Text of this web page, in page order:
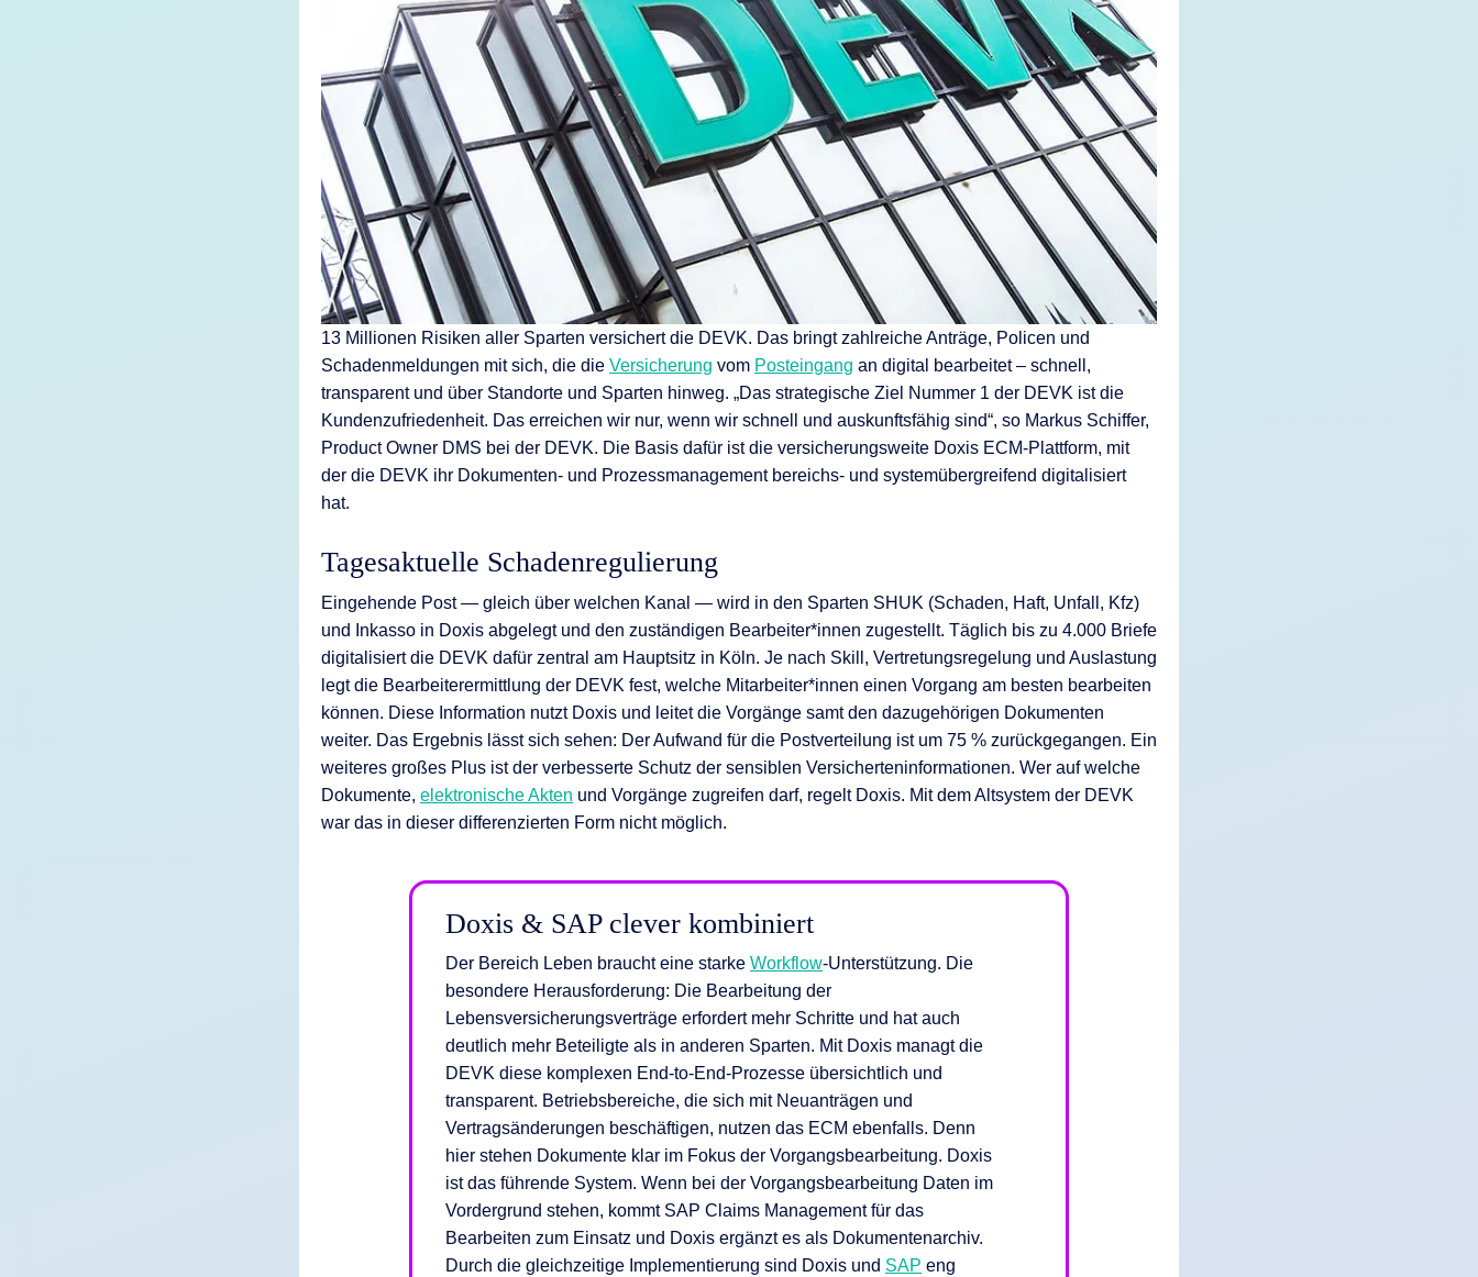
KI-Funktionen
Integrationen
Deployment & Services
13 Millionen Risiken aller Sparten versichert die DEVK. Das bringt zahlreiche Anträge, Policen und
Schadenmeldungen mit sich, die die Versicherung vom Posteingang an digital bearbeitet – schnell,
transparent und über Standorte und Sparten hinweg. „Das strategische Ziel Nummer 1 der DEVK ist die
Kundenzufriedenheit. Das erreichen wir nur, wenn wir schnell und auskunftsfähig sind“, so Markus Schiffer,
Product Owner DMS bei der DEVK. Die Basis dafür ist die versicherungsweite Doxis ECM-Plattform, mit
der die DEVK ihr Dokumenten- und Prozessmanagement bereichs- und systemübergreifend digitalisiert
hat.
Tagesaktuelle Schadenregulierung
Eingehende Post — gleich über welchen Kanal — wird in den Sparten SHUK (Schaden, Haft, Unfall, Kfz)
und Inkasso in Doxis abgelegt und den zuständigen Bearbeiter*innen zugestellt. Täglich bis zu 4.000 Briefe
digitalisiert die DEVK dafür zentral am Hauptsitz in Köln. Je nach Skill, Vertretungsregelung und Auslastung
legt die Bearbeiterermittlung der DEVK fest, welche Mitarbeiter*innen einen Vorgang am besten bearbeiten
können. Diese Information nutzt Doxis und leitet die Vorgänge samt den dazugehörigen Dokumenten
weiter. Das Ergebnis lässt sich sehen: Der Aufwand für die Postverteilung ist um 75 % zurückgegangen. Ein
weiteres großes Plus ist der verbesserte Schutz der sensiblen Versicherteninformationen. Wer auf welche
Dokumente, elektronische Akten und Vorgänge zugreifen darf, regelt Doxis. Mit dem Altsystem der DEVK
war das in dieser differenzierten Form nicht möglich.
Doxis & SAP clever kombiniert
Der Bereich Leben braucht eine starke Workflow-Unterstützung. Die
besondere Herausforderung: Die Bearbeitung der
Lebensversicherungsverträge erfordert mehr Schritte und hat auch
deutlich mehr Beteiligte als in anderen Sparten. Mit Doxis managt die
DEVK diese komplexen End-to-End-Prozesse übersichtlich und
transparent. Betriebsbereiche, die sich mit Neuanträgen und
Vertragsänderungen beschäftigen, nutzen das ECM ebenfalls. Denn
hier stehen Dokumente klar im Fokus der Vorgangsbearbeitung. Doxis
ist das führende System. Wenn bei der Vorgangsbearbeitung Daten im
Vordergrund stehen, kommt SAP Claims Management für das
Bearbeiten zum Einsatz und Doxis ergänzt es als Dokumentenarchiv.
Durch die gleichzeitige Implementierung sind Doxis und SAP eng